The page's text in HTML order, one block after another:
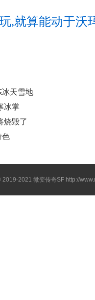
,就算能动于沃
冰天雪地
冰掌
烧毁了
色
2019-2021 微变传奇SF http://